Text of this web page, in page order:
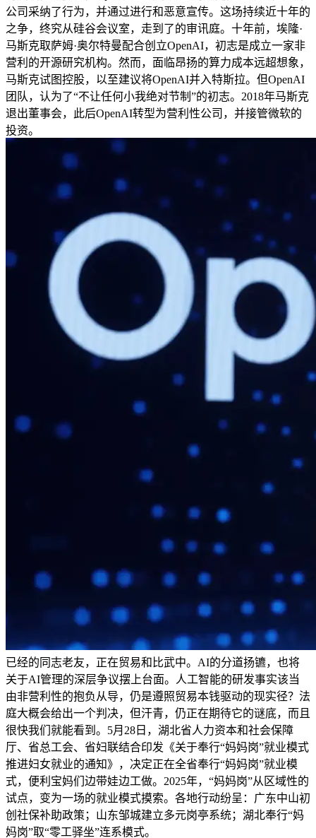
公司采纳了行为，并通过进行和恶意宣传。这场持续近十年的
之争，终究从硅谷会议室，走到了的审讯庭。十年前，埃隆·
马斯克取萨姆·奥尔特曼配合创立OpenAI，初志是成立一家非
营利的开源研究机构。然而，面临昂扬的算力成本远超想象，
马斯克试图控股，以至建议将OpenAI并入特斯拉。但OpenAI
团队，认为了“不让任何小我绝对节制”的初志。2018年马斯克
退出董事会，此后OpenAI转型为营利性公司，并接管微软的
投资。
已经的同志老友，正在贸易和比武中。AI的分道扬镳，也将
关于AI管理的深层争议摆上台面。人工智能的研发事实该当
由非营利性的抱负从导，仍是遵照贸易本钱驱动的现实径？法
庭大概会给出一个判决，但汗青，仍正在期待它的谜底，而且
很快我们就能看到。5月28日，湖北省人力资本和社会保障
厅、省总工会、省妇联结合印发《关于奉行“妈妈岗”就业模式
推进妇女就业的通知》，决定正在全省奉行“妈妈岗”就业模
式，便利宝妈们边带娃边工做。2025年，“妈妈岗”从区域性的
试点，变为一场的就业模式摸索。各地行动纷呈：广东中山初
创社保补助政策；山东邹城建立多元岗亭系统；湖北奉行“妈
妈岗”取“零工驿坐”连系模式。